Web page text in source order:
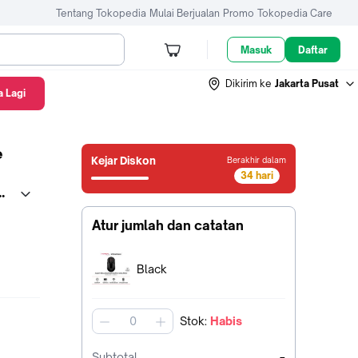
Tentang Tokopedia Mulai Berjualan Promo Tokopedia Care
Masuk Daftar
Dikirim ke Jakarta Pusat
Kejar Diskon Berakhir dalam
34 hari
33
Atur jumlah dan catatan
Terpilih:
Black
jumlah Stok: Habis
Lagi